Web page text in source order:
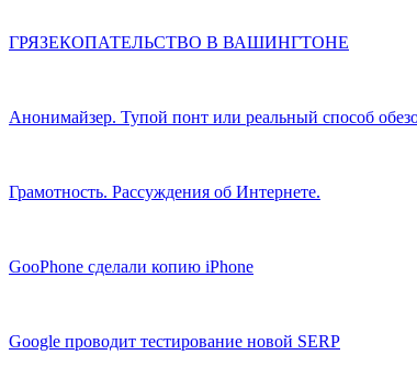
ГРЯЗЕКОПАТЕЛЬСТВО В ВАШИНГТОНЕ
Анонимайзер. Тупой понт или реальный способ
Грамотность. Рассуждения об Интернете.
GooPhone сделали копию iPhone
Google проводит тестирование новой SERP